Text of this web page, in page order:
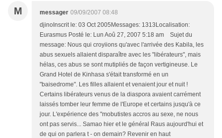
M messager 09/09/2007 08:48
djinoInscrit le: 03 Oct 2005Messages: 1313Localisation:
Eurasmus Posté le: Lun Aoû 27, 2007 5:18 am Sujet du
message: Nous qui croyiions qu'avec l'arrivée des Kabila, les
abus sexuels allaient disparaître avec les "libérateurs", mais
hélas, ces abus se sont mutipliés de façon vertigineuse. Le
Grand Hotel de Kinhasa s'était transformé en un
"baisedrome". Les filles allaient et venaient jour et nuit !
Certains libérateurs venus de la diaspora avaient carrément
laissés tomber leur femme de l'Europe et certains jusqu'à ce
jour. L'expérience des "mobutistes accros au sexe, ne nous
ont pas servis... Samao hier et le général Raus aujourd'hui et
de qui on parlera t - on demain? Revenir en haut